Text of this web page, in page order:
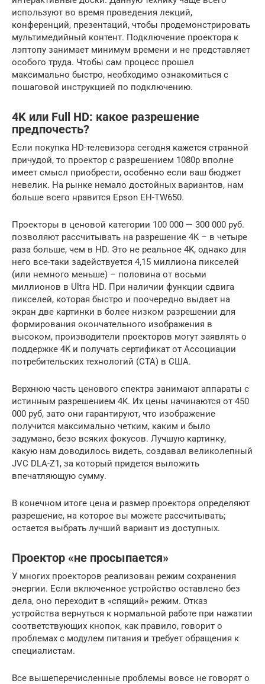
используют во время проведения лекций,
конференций, презентаций, чтобы продемонстрировать
мультимедийный контент. Подключение проектора к
лэптопу занимает минимум времени и не представляет
особого труда. Чтобы сам процесс прошел
максимально быстро, необходимо ознакомиться с
пошаговой инструкцией по подключению.
4K или Full HD: какое разрешение
предпочесть?
Если покупка HD-телевизора сегодня кажется странной
причудой, то проектор с разрешением 1080p вполне
имеет смысл приобрести, особенно если ваш бюджет
невелик. На рынке немало достойных вариантов, нам
больше всего нравится Epson EH-TW650.
Проекторы в ценовой категории 100 000 — 300 000 руб.
позволяют рассчитывать на разрешение 4K – в четыре
раза больше, чем в HD. Это не реальное 4K, однако для
него все-таки задействуется 4,15 миллиона пикселей
(или немного меньше) – половина от восьми
миллионов в Ultra HD. При наличии функции сдвига
пикселей, которая быстро и поочередно выдает на
экран две картинки в более низком разрешении для
формирования окончательного изображения в
высоком, производители проекторов могут заявлять о
поддержке 4K и получать сертификат от Ассоциации
потребительских технологий (CTA) в США.
Верхнюю часть ценового спектра занимают аппараты с
истинным разрешением 4K. Их цены начинаются от 450
000 руб, зато они гарантируют, что изображение
получится максимально четким, каким и было
задумано, безо всяких фокусов. Лучшую картинку,
какую нам доводилось видеть, создавал великолепный
JVC DLA-Z1, за который придется выложить
впечатляющую сумму.
В конечном итоге цена и размер проектора определяют
разрешение, на которое вы можете рассчитывать;
остается выбрать лучший вариант из доступных.
Проектор «не просыпается»
У многих проекторов реализован режим сохранения
энергии. Если включенное устройство оставлено без
дела, оно переходит в «спящий» режим. Отказ
устройства вернуться к нормальной работе при нажатии
соответствующих кнопок, как правило, говорит о
проблемах с модулем питания и требует обращения к
специалистам.
Все вышеперечисленные проблемы вовсе не говорят о